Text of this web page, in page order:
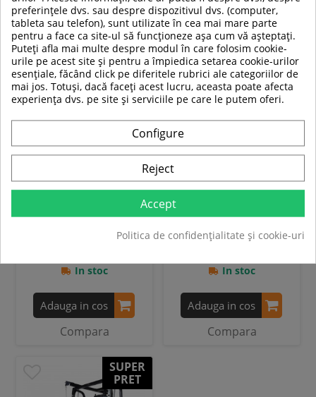
ARTICOLE SPORTIVE NOI
SUPER
PRET
-21%
Aparat multifunctional
In stoc
Adauga in cos
Compara
SUPER
PRET
-21%
Aparat Smith HMS ATLAS X3
2 279,00 RON
In stoc
Adauga in cos
Compara
SUPER
PRET
preferințele dvs. sau despre dispozitivul dvs. (computer,
tableta sau telefon), sunt utilizate în cea mai mare parte
pentru a face ca site-ul să funcționeze așa cum vă așteptați.
Puteți afla mai multe despre modul în care folosim cookie-
urile pe acest site și pentru a împiedica setarea cookie-urilor
esențiale, făcând click pe diferitele rubrici ale categoriilor de
mai jos. Totuși, dacă faceți acest lucru, aceasta poate afecta
experiența dvs. pe site și serviciile pe care le putem oferi.
Configure
Reject
Accept
Politica de confidențialitate și cookie-uri